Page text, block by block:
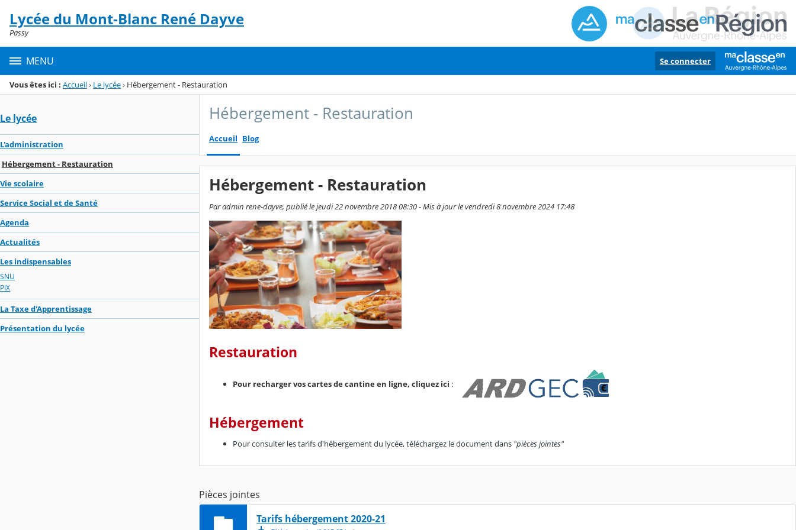
Menu de la rubrique
Contenu
Lycée du Mont-Blanc René Dayve
Passy
MENU Se connecter
Vous êtes ici : Accueil› Le lycée› Hébergement - Restauration
Le lycée
L'administration
Hébergement - Restauration
Vie scolaire
Service Social et de Santé
Agenda
Actualités
Les indispensables
SNU
PIX
La Taxe d'Apprentissage
Présentation du lycée
Hébergement - Restauration
Accueil Blog
Hébergement - Restauration
Par admin rene-dayve, publié le jeudi 22 novembre 2018 08:30 - Mis à jour le vendredi 8 novembre 2024 17:48
Restauration
Pour recharger vos cartes de cantine en ligne, cliquez ici :
Hébergement
Pour consulter les tarifs d'hébergement du lycée, téléchargez le document dans "pièces jointes"
Pièces jointes
Tarifs hébergement 2020-21